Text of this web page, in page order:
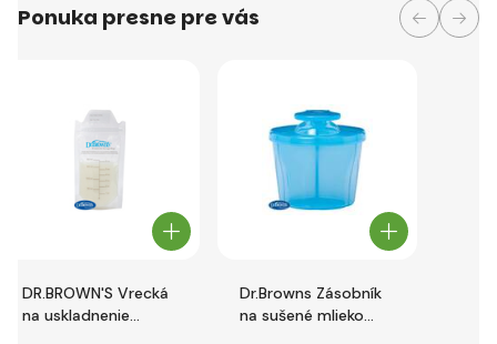
Ponuka presne pre vás
DR.BROWN'S Vrecká
na uskladnenie
Dr.Browns Zásobník
na sušené mlieko